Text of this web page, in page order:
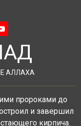
АЛЛАХА
пророками до
и завершил
кирпича.